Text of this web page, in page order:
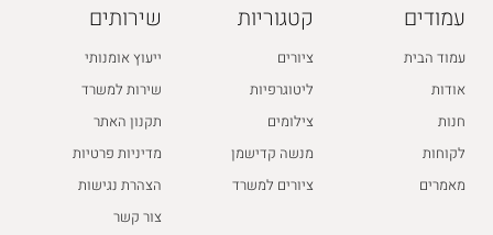
עמודים
עמוד הבית
אודות
חנות
לקוחות
מאמרים
קטגוריות
ציורים
ליטוגרפיות
צילומים
מנשה קדישמן
ציורים למשרד
שירותים
ייעוץ אומנותי
שירות למשרד
תקנון האתר
מדיניות פרטיות
הצהרת נגישות
צור קשר